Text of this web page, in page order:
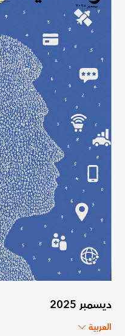
ديسمبر 2025
العربية